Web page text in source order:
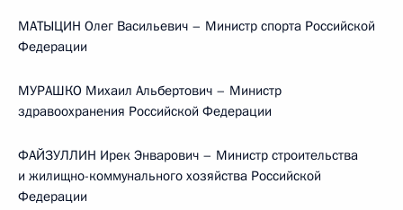
МАТЫЦИН Олег Васильевич – Министр спорта Российской
Федерации
МУРАШКО Михаил Альбертович – Министр
здравоохранения Российской Федерации
ФАЙЗУЛЛИН Ирек Энварович – Министр строительства
и жилищно-коммунального хозяйства Российской
Федерации